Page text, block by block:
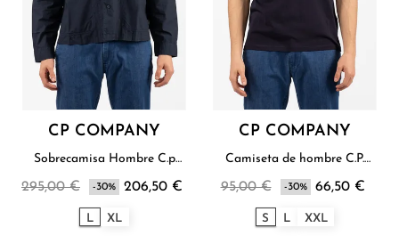
CP COMPANY
Sobrecamisa Hombre C.p
295,00 € -30% 206,50 €
L XL
CP COMPANY
Camiseta de hombre C.P.
95,00 € -30% 66,50 €
S L XXL